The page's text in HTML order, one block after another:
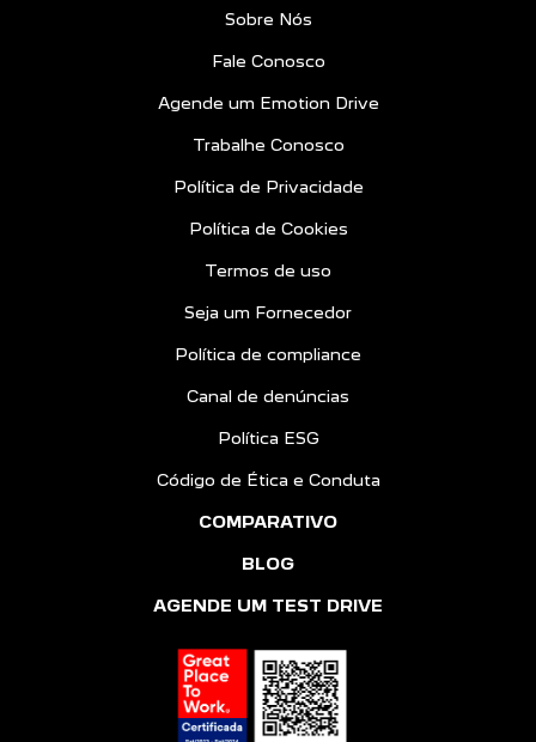
Sobre Nós
Fale Conosco
Agende um Emotion Drive
Trabalhe Conosco
Política de Privacidade
Política de Cookies
Termos de uso
Seja um Fornecedor
Política de compliance
Canal de denúncias
Política ESG
Código de Ética e Conduta
COMPARATIVO
BLOG
AGENDE UM TEST DRIVE